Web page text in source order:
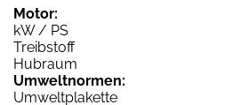
Motor:
kW / PS
Treibstoff
Hubraum
Umweltnormen:
Umweltplakette